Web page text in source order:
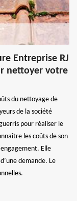
Entreprise RJ
nettoyer votre
du nettoyage de
de la société
pour réaliser le
les coûts de son
Elle
demande. Le